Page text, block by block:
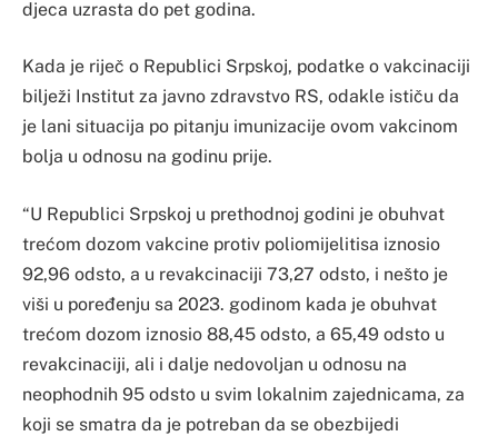
djeca uzrasta do pet godina.
Kada je riječ o Republici Srpskoj, podatke o vakcinaciji
bilježi Institut za javno zdravstvo RS, odakle ističu da
je lani situacija po pitanju imunizacije ovom vakcinom
bolja u odnosu na godinu prije.
“U Republici Srpskoj u prethodnoj godini je obuhvat
trećom dozom vakcine protiv poliomijelitisa iznosio
92,96 odsto, a u revakcinaciji 73,27 odsto, i nešto je
viši u poređenju sa 2023. godinom kada je obuhvat
trećom dozom iznosio 88,45 odsto, a 65,49 odsto u
revakcinaciji, ali i dalje nedovoljan u odnosu na
neophodnih 95 odsto u svim lokalnim zajednicama, za
koji se smatra da je potreban da se obezbijedi